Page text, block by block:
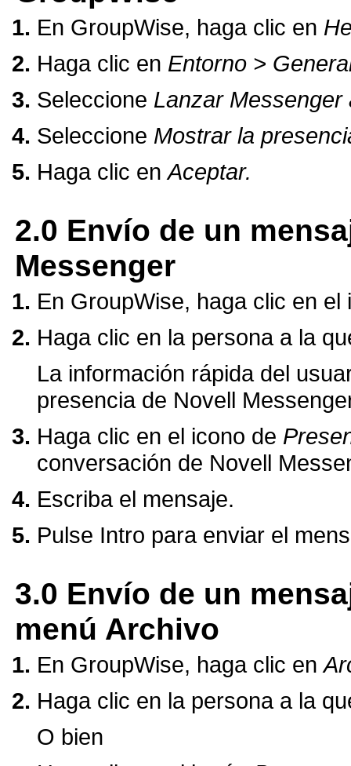
En GroupWise, haga clic en
Haga clic en Entorno >
Seleccione Lanzar Messenger
Seleccione Mostrar la
Haga clic enAceptar.
2.0 Envío de un
Messenger
En GroupWise, haga clic en
Haga clic en la persona a la
La información rápida del
presencia de Novell
Haga clic en el icono de
conversación de Novell
Escriba el mensaje.
Pulse Intro para enviar el
3.0 Envío de un
menú Archivo
En GroupWise, haga clic en
Haga clic en la persona a la
O bien